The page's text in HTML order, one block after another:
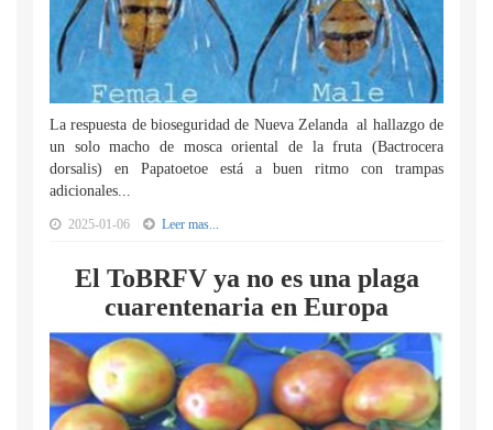
La respuesta de bioseguridad de Nueva Zelanda al hallazgo de
un solo macho de mosca oriental de la fruta (Bactrocera
dorsalis) en Papatoetoe está a buen ritmo con trampas
adicionales...
2025-01-06 Leer mas...
El ToBRFV ya no es una plaga
cuarentenaria en Europa